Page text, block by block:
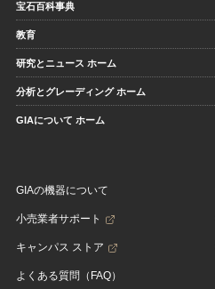
宝石百科事典
教育
研究とニュース ホーム
分析とグレーディング ホーム
GIAについて ホーム
GIAの機器について
小売業者サポート
キャンパス ストア
よくある質問（FAQ）